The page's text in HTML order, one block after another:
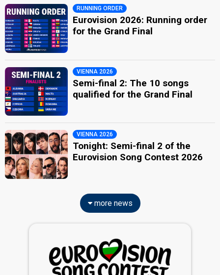
RUNNING ORDER
Eurovision 2026: Running order
for the Grand Final
VIENNA 2026
Semi-final 2: The 10 songs
qualified for the Grand Final
VIENNA 2026
Tonight: Semi-final 2 of the
Eurovision Song Contest 2026
more news